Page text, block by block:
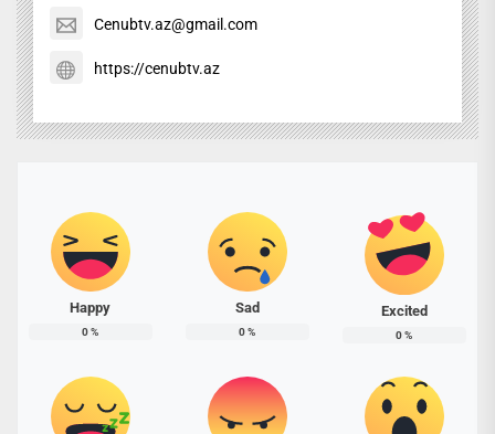
Cenubtv.az@gmail.com
https://cenubtv.az
Happy
0%
Sad
0%
Excited
0%